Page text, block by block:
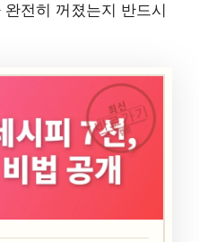
전히 꺼졌는지 반드시
최신
바로가기
캠핑